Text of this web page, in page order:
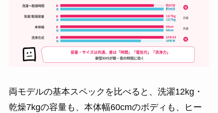
両モデルの基本スペックを比べると、洗濯12kg・
乾燥7kgの容量も、本体幅60cmのボディも、ヒー